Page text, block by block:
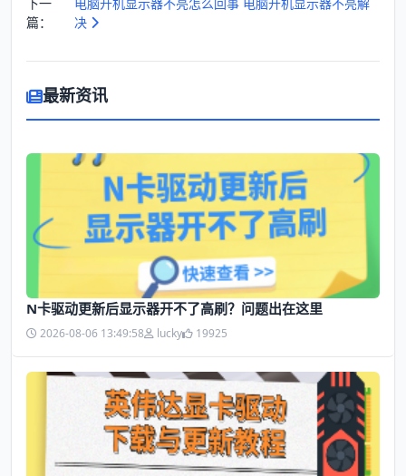
篇：
决
最新资讯
N卡驱动更新后显示器开不了高刷？问题出在这里
2026-08-06 13:49:58 lucky 19925